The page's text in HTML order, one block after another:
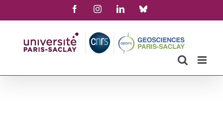
to
FacebookInstagramLinkedInBluesky